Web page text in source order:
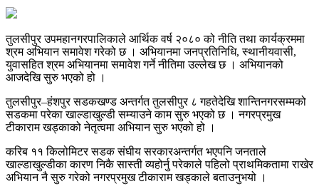
तुलसीपुर उपमहानगरपालिकाले आर्थिक वर्ष २०८० को नीति तथा कार्यक्रममा
श्रम अभियान समावेश गरेको छ । अभियानमा जनप्रतिनिधि, स्थानीयवासी,
युवासहित श्रम अभियानमा समावेश गर्ने नीतिमा उल्लेख छ । अभियानको
आजदेखि सुरु भएको हो ।
तुलसीपुर–हंशपुर सडकखण्ड अन्तर्गत तुलसीपुर ८ गहतेदेखि शान्तिनगरसम्मको
सडकमा परेका खाल्डाखुल्डी सम्याउने काम सुरु भएको छ । नगरप्रमुख
टीकाराम खड्काको नेतृत्वमा अभियान सुरु भएको हो ।
करिब ११ किलोमिटर सडक संघीय सरकारअन्तर्गत भएपनि जनताले
खाल्डाखुल्डीका कारण निकै सास्ती व्यहोर्नु परेकाले पहिलो प्राथमिकतामा राखेर
अभियान नै सुरु गरेको नगरप्रमुख टीकाराम खड्काले बताउनुभयो ।